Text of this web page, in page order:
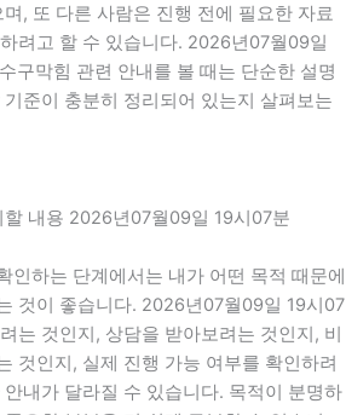
, 또 다른 사람은 진행 전에 필요한 자료
려고 할 수 있습니다. 2026년07월09일
구막힘 관련 안내를 볼 때는 단순한 설명
준이 충분히 정리되어 있는지 살펴보는
내용 2026년07월09일 19시07분
인하는 단계에서는 내가 어떤 목적 때문에
것이 좋습니다. 2026년07월09일 19시07
는 것인지, 상담을 받아보려는 것인지, 비
것인지, 실제 진행 가능 여부를 확인하려
내가 달라질 수 있습니다. 목적이 분명하